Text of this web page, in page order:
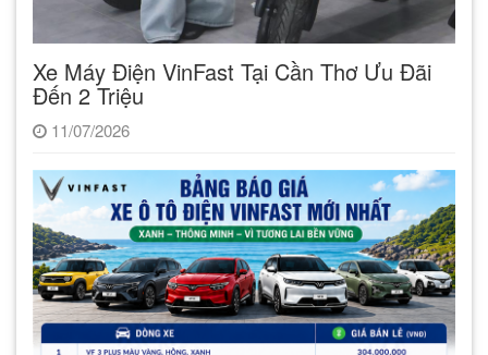
Xe Máy Điện VinFast Tại Cần Thơ Ưu Đãi
Đến 2 Triệu
11/07/2026